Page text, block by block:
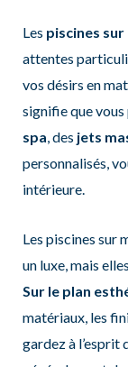
Les piscines
attentes
vos désirs en
signifie que vous
spa, des jets
personnalisés,
intérieure.
Les piscines sur
un luxe, mais
Sur le plan
matériaux, les
gardez à l’esprit